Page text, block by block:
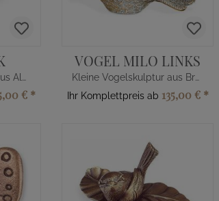
Kleine Vogelskulptur aus Alu/Bronze
€ *
VOGEL MILO LINKS
Kleine Vogelskulptur aus Bronzeguss
Ihr Komplettpreis ab 135,00 € *